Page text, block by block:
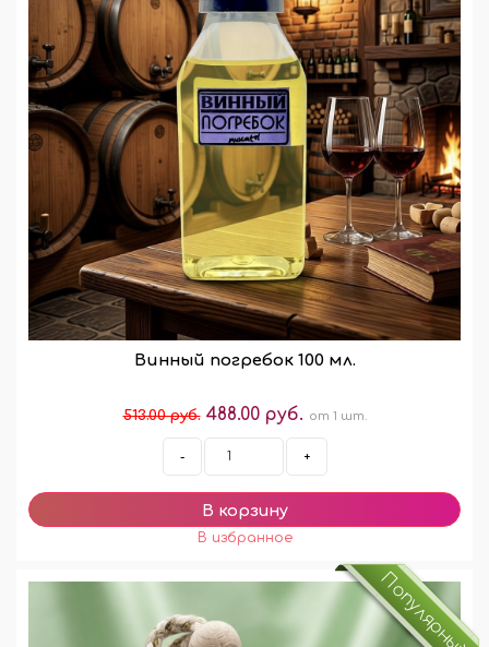
Винный погребок 100 мл.
513.00 руб. 488.00 руб. от 1 шт.
- +
Популярный!